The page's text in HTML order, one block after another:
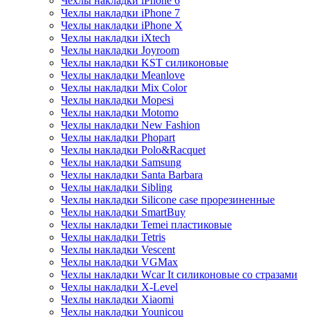
Чехлы накладки iPhone 7
Чехлы накладки iPhone X
Чехлы накладки iXtech
Чехлы накладки Joyroom
Чехлы накладки KST силиконовые
Чехлы накладки Meanlove
Чехлы накладки Mix Color
Чехлы накладки Mopesi
Чехлы накладки Motomo
Чехлы накладки New Fashion
Чехлы накладки Phopart
Чехлы накладки Polo&Racquet
Чехлы накладки Samsung
Чехлы накладки Santa Barbara
Чехлы накладки Sibling
Чехлы накладки Silicone case прорезиненные
Чехлы накладки SmartBuy
Чехлы накладки Temei пластиковые
Чехлы накладки Tetris
Чехлы накладки Vescent
Чехлы накладки VGMax
Чехлы накладки Wcar It силиконовые со стразами
Чехлы накладки X-Level
Чехлы накладки Xiaomi
Чехлы накладки Younicou